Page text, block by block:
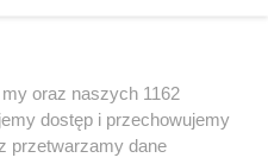
oraz naszych 1162
dostęp i przechowujemy
przetwarzamy dane